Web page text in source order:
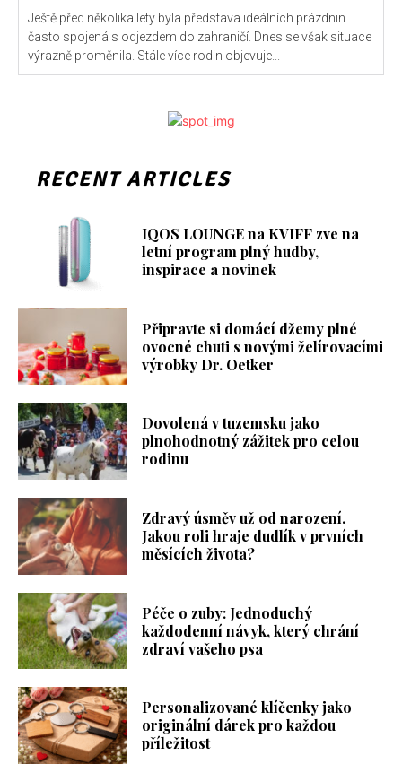
Ještě před několika lety byla představa ideálních prázdnin
často spojená s odjezdem do zahraničí. Dnes se však situace
výrazně proměnila. Stále více rodin objevuje...
RECENT ARTICLES
IQOS LOUNGE na KVIFF zve na
letní program plný hudby,
inspirace a novinek
Připravte si domácí džemy plné
ovocné chuti s novými želírovacími
výrobky Dr. Oetker
Dovolená v tuzemsku jako
plnohodnotný zážitek pro celou
rodinu
Zdravý úsměv už od narození.
Jakou roli hraje dudlík v prvních
měsících života?
Péče o zuby: Jednoduchý
každodenní návyk, který chrání
zdraví vašeho psa
Personalizované klíčenky jako
originální dárek pro každou
příležitost